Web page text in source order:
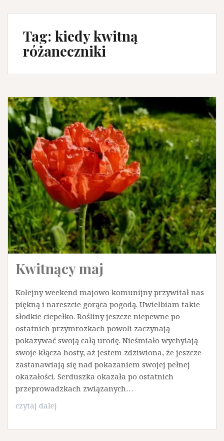
Tag: kiedy kwitną
różaneczniki
Kwitnący maj
Kolejny weekend majowo komunijny przywitał nas
piękną i nareszcie gorąca pogodą. Uwielbiam takie
słodkie ciepełko. Rośliny jeszcze niepewne po
ostatnich przymrozkach powoli zaczynają
pokazywać swoją całą urodę. Nieśmiało wychylają
swoje kłącza hosty, aż jestem zdziwiona, że jeszcze
zastanawiają się nad pokazaniem swojej pełnej
okazałości. Serduszka okazała po ostatnich
przeprowadzkach związanych…
czytaj dalej